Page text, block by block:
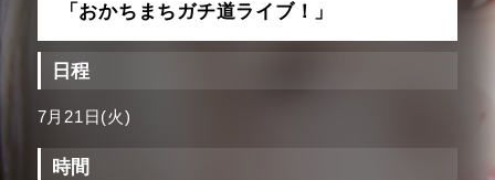
「おかちまちガチ道ライブ！」
日程
7月21日(火)
時間